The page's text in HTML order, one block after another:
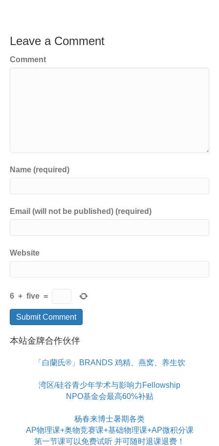
Leave a Comment
Comment
Name (required)
Email (will not be published) (required)
Website
6 + five =
本站金牌合作伙伴
「白蘭氏®」BRANDS 鸡精、燕窝、养生饮
湾区/硅谷青少年学术与影响力Fellowship
NPO基金会最高60%补贴
杨春来博士暑期各类
AP物理课+奥物竞赛课+基础物理课+AP微积分课
第一节课可以免费试听 并可随时退课退费！